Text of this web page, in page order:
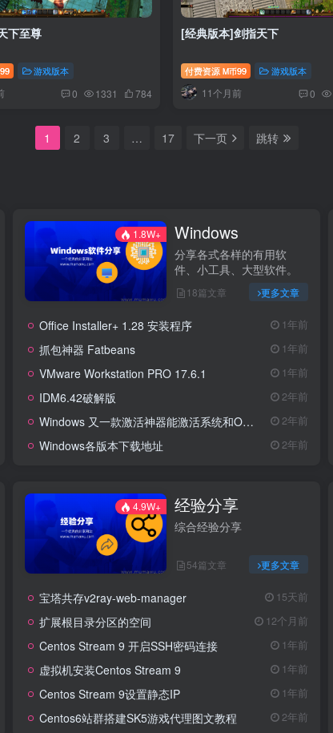
下至尊
99 游戏版本
0 1331 784
[经典版本]剑指天下
付费资源 M币99 游戏版本
11个月前 0
1 2 3 … 17 下一页 跳转
1.8W+ Windows
分享各式各样的有用软
件、小工具、大型软件。
18篇文章 更多文章
Office Installer+ 1.28 安装程序 1年前
抓包神器 Fatbeans 1年前
VMware Workstation PRO 17.6.1 1年前
IDM6.42破解版 2年前
Windows 又一款激活神器能激活系统和Office 2年前
Windows各版本下载地址 2年前
4.9W+ 经验分享
综合经验分享
54篇文章 更多文章
宝塔共存v2ray-web-manager 15天前
扩展根目录分区的空间 12个月前
Centos Stream 9 开启SSH密码连接 1年前
虚拟机安装Centos Stream 9 1年前
Centos Stream 9设置静态IP 1年前
Centos6站群搭建SK5游戏代理图文教程 2年前